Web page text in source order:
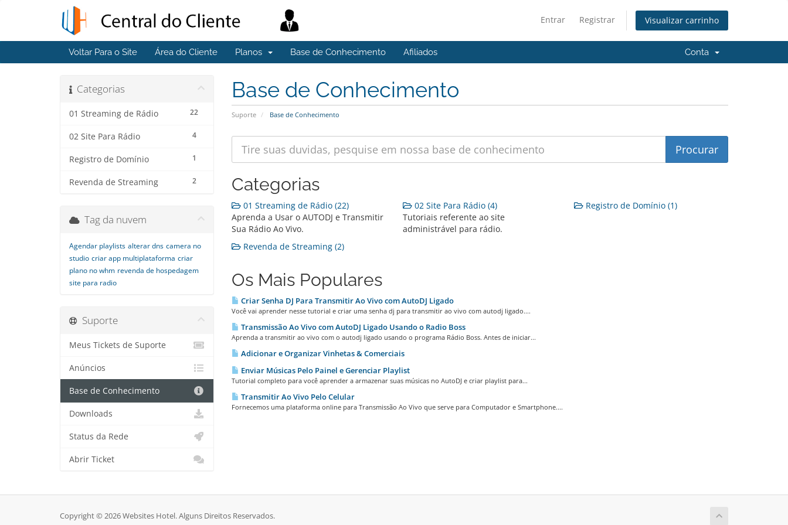
Entrar Registrar Visualizar carrinho
Voltar Para o Site Área do Cliente Planos Base de Conhecimento Afiliados Conta
Base de Conhecimento
Suporte Base de Conhecimento
Categorias
22
01 Streaming de Rádio
4
02 Site Para Rádio
1
Registro de Domínio
2
Revenda de Streaming Categorias
01 Streaming de Rádio (22)
Aprenda a Usar o AUTODJ e Transmitir
Sua Rádio Ao Vivo.
02 Site Para Rádio (4)
Tutoriais referente ao site
administrável para rádio.
Registro de Domínio (1)
Revenda de Streaming (2)
Os Mais Populares
Criar Senha DJ Para Transmitir Ao Vivo com AutoDJ Ligado
Você vai aprender nesse tutorial e criar uma senha dj para transmitir ao vivo com autodj ligado....
Transmissão Ao Vivo com AutoDJ Ligado Usando o Radio Boss
Aprenda a transmitir ao vivo com o autodj ligado usando o programa Rádio Boss. Antes de iniciar...
Adicionar e Organizar Vinhetas & Comerciais
Enviar Músicas Pelo Painel e Gerenciar Playlist
Tutorial completo para você aprender a armazenar suas músicas no AutoDJ e criar playlist para...
Transmitir Ao Vivo Pelo Celular
Fornecemos uma plataforma online para Transmissão Ao Vivo que serve para Computador e Smartphone....
Tag da nuvem
Agendar playlists alterar dns camera no
studio criar app multiplataforma criar
plano no whm revenda de hospedagem
site para radio
Suporte
Meus Tickets de Suporte
Anúncios
Base de Conhecimento
Downloads
Status da Rede
Abrir Ticket
Copyright © 2026 Websites Hotel. Alguns Direitos Reservados.